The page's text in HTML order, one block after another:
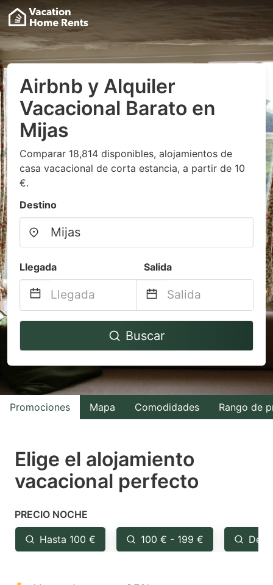
Airbnb y Alquiler
Vacacional Barato en
Mijas
Comparar 18,814 disponibles, alojamientos de
casa vacacional de corta estancia, a partir de 10
€.
Destino
Llegada Salida
Navigate
to
interact
with
the
select
a
Press
the
question
Navigate
to
interact
with
the
select
a
the
question
Buscar
Promociones Mapa Comodidades Rango de
Elige el alojamiento
vacacional perfecto
PRECIO NOCHE
Hasta 100 € 100 € - 199 €